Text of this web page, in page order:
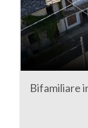
Bifamiliare
1
2